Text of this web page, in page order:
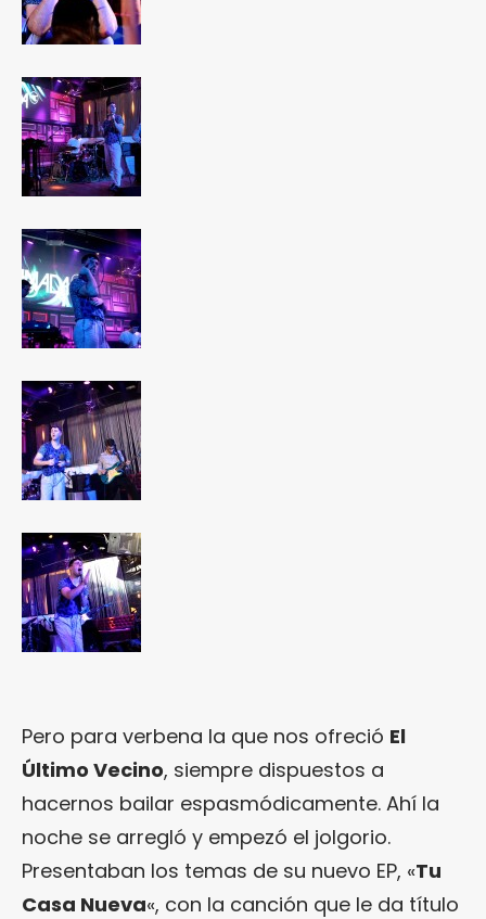
Pero para verbena la que nos ofreció El
Último Vecino, siempre dispuestos a
hacernos bailar espasmódicamente. Ahí la
noche se arregló y empezó el jolgorio.
Presentaban los temas de su nuevo EP, «Tu
Casa Nueva«, con la canción que le da título